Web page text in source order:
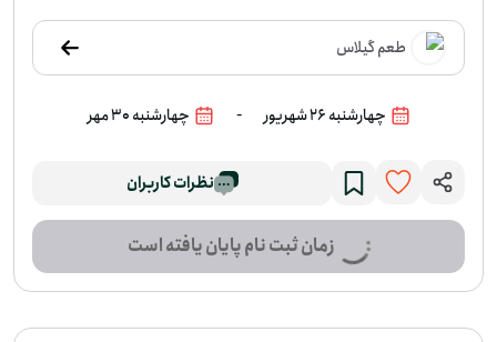
طعم گیلاس
چهارشنبه 26 شهریور - چهارشنبه 30 مهر
نظرات کاربران
زمان ثبت نام پایان یافته است